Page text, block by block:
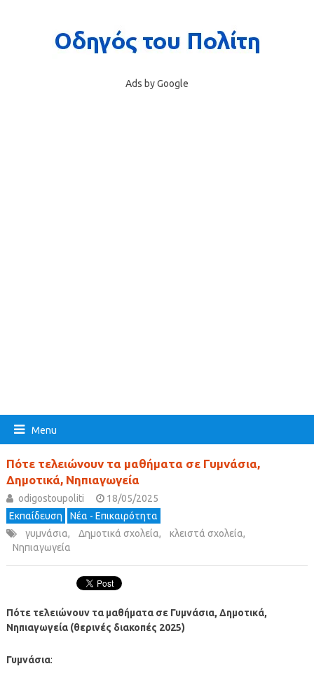
Ads by Google
Menu
Πότε τελειώνουν τα μαθήματα σε Γυμνάσια,
Δημοτικά, Νηπιαγωγεία
odigostoupoliti
18/05/2025
Εκπαίδευση
Νέα - Επικαιρότητα
γυμνάσια, Δημοτικά σχολεία, κλειστά σχολεία,
Νηπιαγωγεία
Πότε τελειώνουν τα μαθήματα σε Γυμνάσια, Δημοτικά,
Νηπιαγωγεία (θερινές διακοπές 2025)
Γυμνάσια: